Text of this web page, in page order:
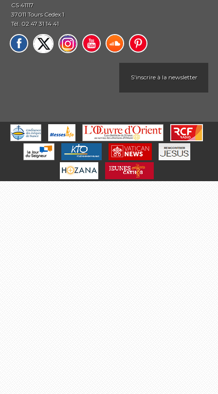
CS 41117
37011 Tours Cedex 1
Tél. 02 47 31 14 41
S'inscrire à la newsletter